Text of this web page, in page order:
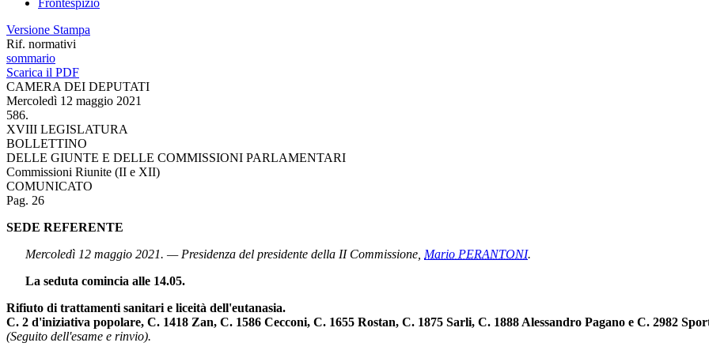
Versione Stampa
Rif. normativi
sommario
Scarica il PDF
CAMERA DEI DEPUTATI
Mercoledì 12 maggio 2021
586.
XVIII LEGISLATURA
BOLLETTINO
DELLE GIUNTE E DELLE COMMISSIONI PARLAMENTARI
Commissioni Riunite (II e XII)
COMUNICATO
Pag. 26
SEDE REFERENTE
Mercoledì 12 maggio 2021. — Presidenza del presidente della II Commissione, Mario PERANTONI.
La seduta comincia alle 14.05.
Rifiuto di trattamenti sanitari e liceità dell'eutanasia.
C. 2 d'iniziativa popolare, C. 1418 Zan, C. 1586 Cecconi, C. 1655 Rostan, C. 1875 Sarli, C. 1888 Alessandro Pagano e C. 2982
(Seguito dell'esame e rinvio).